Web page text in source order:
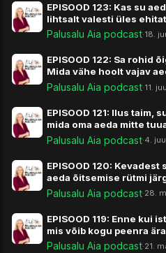
EPISOOD 123: Kas su
lihtsalt valesti üles
Palusalu Aia podcast·18.
EPISOOD 122: Sa rohid
Mida vähe hoolt vajav
Palusalu Aia podcast·11.
EPISOOD 121: Ilus taim,
mida oma aeda mitte
Palusalu Aia podcast·4.
EPISOOD 120:
aeda õitsemise rütmi
Palusalu Aia podcast·28.
EPISOOD 119: Enne kui
mis võib kogu peenra
Palusalu Aia podcast·21.